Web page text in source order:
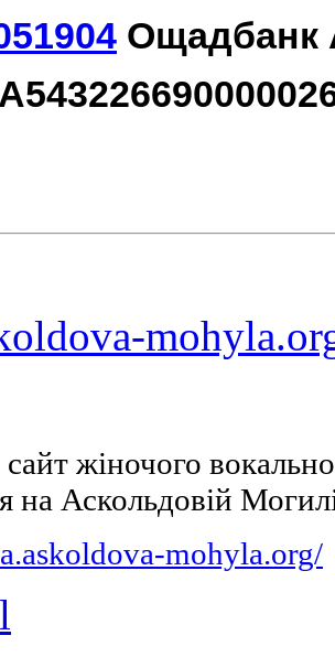
Ощадбанк
жіночого
на Аскольдовій
mohyla.org/